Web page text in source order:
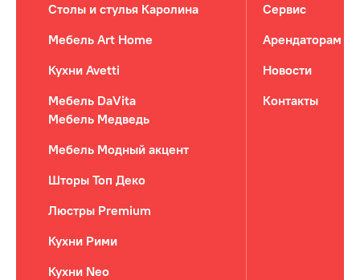
Столы и стулья Каролина
Мебель Art Home
Кухни Avetti
Мебель DaVita
Мебель Медведь
Мебель Модный акцент
Шторы Топ Деко
Люстры Premium
Кухни Рими
Кухни Neo
Сервис
Арендаторам
Новости
Контакты